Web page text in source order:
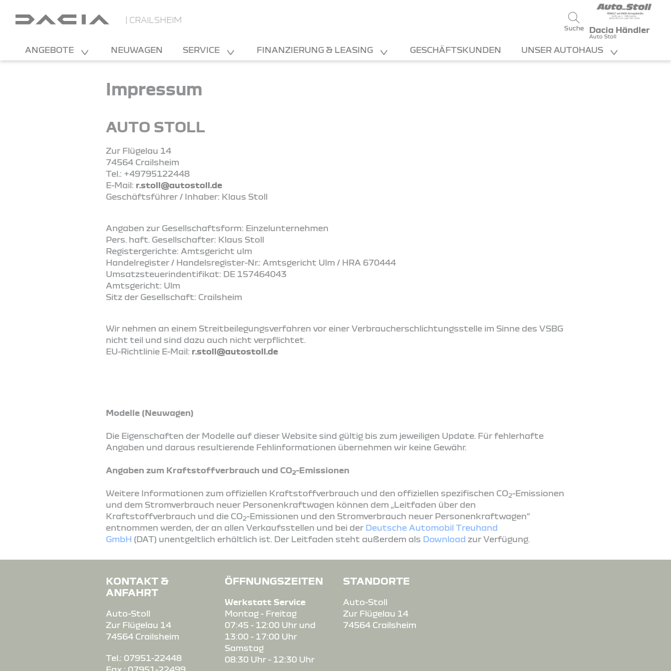
| CRAILSHEIM
Suche Dacia Händler
Auto Stoll
ANGEBOTE NEUWAGEN SERVICE FINANZIERUNG & LEASING GESCHÄFTSKUNDEN UNSER AUTOHAUS
Impressum
AUTO STOLL
Zur Flügelau 14
74564 Crailsheim
Tel.: +49795122448
E-Mail: r.stoll@autostoll.de
Geschäftsführer / Inhaber: Klaus Stoll
Angaben zur Gesellschaftsform: Einzelunternehmen
Pers. haft. Gesellschafter: Klaus Stoll
Registergerichte: Amtsgericht ulm
Handelregister / Handelsregister-Nr.: Amtsgericht Ulm / HRA 670444
Umsatzsteuerindentifikat: DE 157464043
Amtsgericht: Ulm
Sitz der Gesellschaft: Crailsheim
Wir nehmen an einem Streitbeilegungsverfahren vor einer Verbraucherschlichtungsstelle im Sinne des VSBG
nicht teil und sind dazu auch nicht verpflichtet.
EU-Richtlinie E-Mail: r.stoll@autostoll.de
Modelle (Neuwagen)
Die Eigenschaften der Modelle auf dieser Website sind gültig bis zum jeweiligen Update. Für fehlerhafte
Angaben und daraus resultierende Fehlinformationen übernehmen wir keine Gewähr.
Angaben zum Kraftstoffverbrauch und CO2-Emissionen
Weitere Informationen zum offiziellen Kraftstoffverbrauch und den offiziellen spezifischen CO2-Emissionen
und dem Stromverbrauch neuer Personenkraftwagen können dem „Leitfaden über den
Kraftstoffverbrauch und die CO2-Emissionen und den Stromverbrauch neuer Personenkraftwagen“
entnommen werden, der an allen Verkaufsstellen und bei der Deutsche Automobil Treuhand
GmbH (DAT) unentgeltlich erhältlich ist. Der Leitfaden steht außerdem als Download zur Verfügung.
KONTAKT &
ANFAHRT
Auto-Stoll
Zur Flügelau 14
74564 Crailsheim
Tel.: 07951-22448
ÖFFNUNGSZEITEN
Werkstatt Service
Montag - Freitag
07:45 - 12:00 Uhr und
13:00 - 17:00 Uhr
Samstag
08:30 Uhr - 12:30 Uhr
STANDORTE
Auto-Stoll
Zur Flügelau 14
74564 Crailsheim